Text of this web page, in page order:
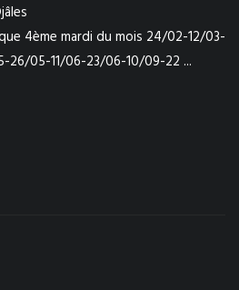
4ème mardi du mois 24/02-12/03-
05-11/06-23/06-10/09-22 ...